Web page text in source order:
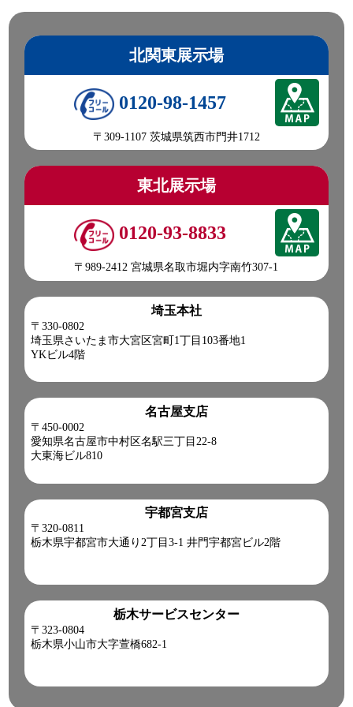
北関東展示場
0120-98-1457
〒309-1107 茨城県筑西市門井1712
東北展示場
0120-93-8833
〒989-2412 宮城県名取市堀内字南竹307-1
埼玉本社
〒330-0802
埼玉県さいたま市大宮区宮町1丁目103番地1
YKビル4階
名古屋支店
〒450-0002
愛知県名古屋市中村区名駅三丁目22-8
大東海ビル810
宇都宮支店
〒320-0811
栃木県宇都宮市大通り2丁目3-1 井門宇都宮ビル2階
栃木サービスセンター
〒323-0804
栃木県小山市大字萱橋682-1